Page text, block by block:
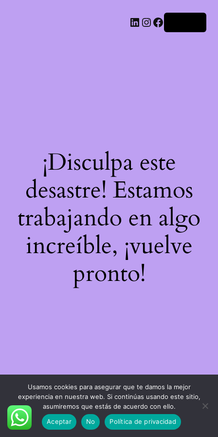
LinkedIn
Instagram
Facebook
¡Disculpa este
desastre! Estamos
trabajando en algo
increíble, ¡vuelve
pronto!
Usamos cookies para asegurar que te damos la mejor
experiencia en nuestra web. Si continúas usando este sitio,
asumiremos que estás de acuerdo con ello.
Aceptar
No Política de privacidad